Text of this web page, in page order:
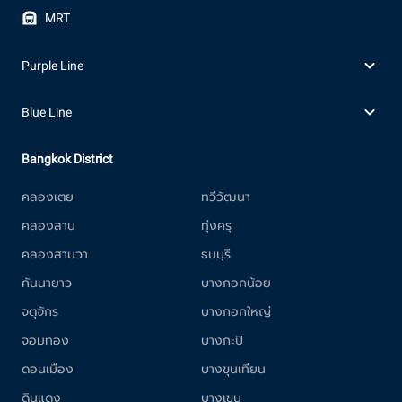
MRT
Purple Line
Blue Line
Bangkok District
คลองเตย
คลองสาน
คลองสามวา
คันนายาว
จตุจักร
จอมทอง
ดอนเมือง
ดินแดง
ทวีวัฒนา
ทุ่งครุ
ธนบุรี
บางกอกน้อย
บางกอกใหญ่
บางกะปิ
บางขุนเทียน
บางเขน